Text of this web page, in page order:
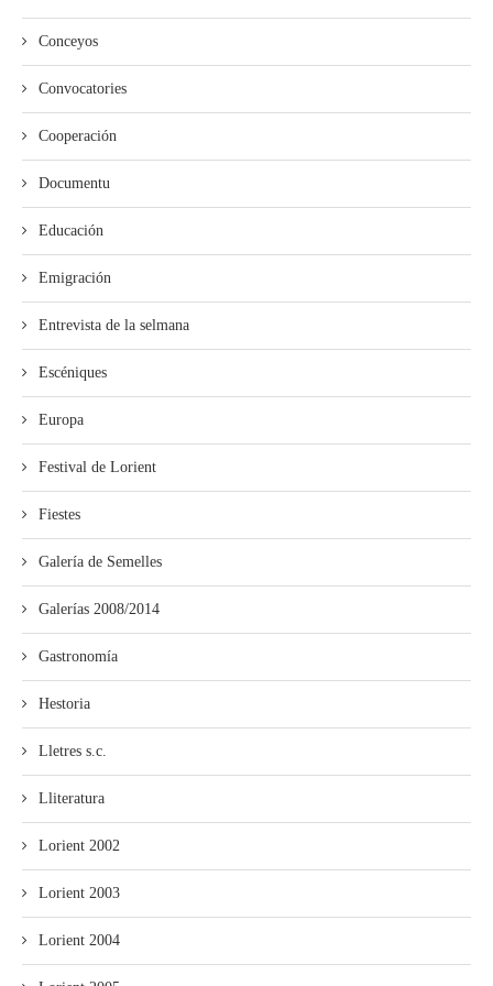
Conceyos
Convocatories
Cooperación
Documentu
Educación
Emigración
Entrevista de la selmana
Escéniques
Europa
Festival de Lorient
Fiestes
Galería de Semelles
Galerías 2008/2014
Gastronomía
Hestoria
Lletres s.c.
Lliteratura
Lorient 2002
Lorient 2003
Lorient 2004